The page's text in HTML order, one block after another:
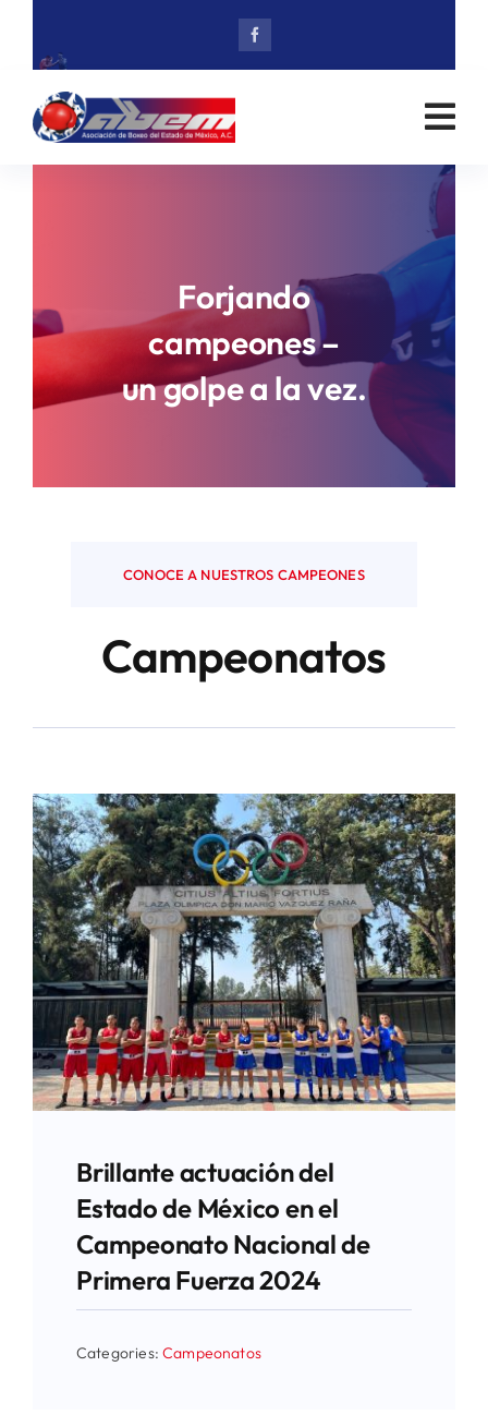
Forjando
campeones –
un golpe a la vez.
CONOCE A NUESTROS CAMPEONES
Campeonatos
Brillante actuación del
Estado de México en el
Campeonato Nacional de
Primera Fuerza 2024
Categories:Campeonatos